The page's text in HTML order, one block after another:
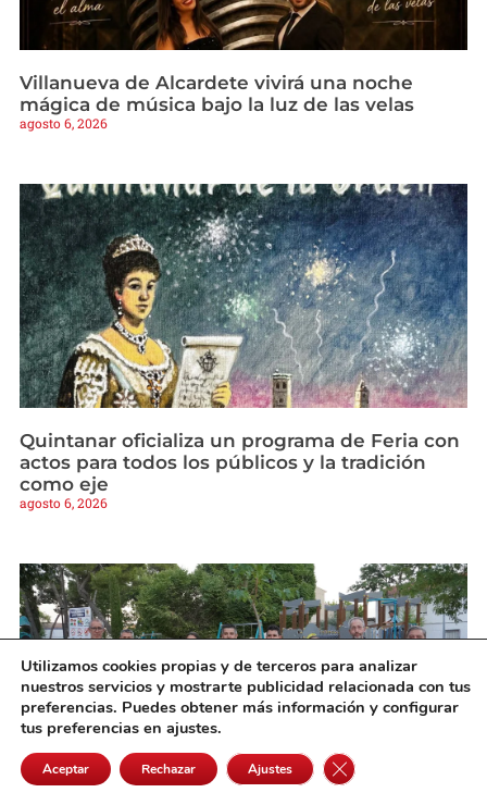
Villanueva de Alcardete vivirá una noche
mágica de música bajo la luz de las velas
agosto 6, 2026
Quintanar oficializa un programa de Feria con
actos para todos los públicos y la tradición
como eje
agosto 6, 2026
Utilizamos cookies propias y de terceros para analizar
nuestros servicios y mostrarte publicidad relacionada con tus
preferencias. Puedes obtener más información y configurar
tus preferencias en ajustes.
Aceptar Rechazar Ajustes Cerrar el banner de